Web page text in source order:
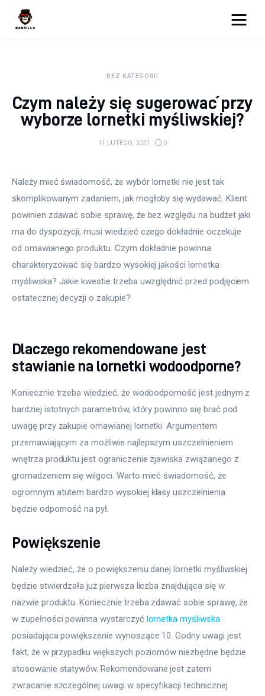
Kunchnia i kulinaria
Więcej
BEZ KATEGORII
Czym należy się sugerować przy
wyborze lornetki myśliwskiej?
11 LUTEGO, 2021 0
Należy mieć świadomość, że wybór lornetki nie jest tak
skomplikowanym zadaniem, jak mogłoby się wydawać. Klient
powinien zdawać sobie sprawę, że bez względu na budżet jaki
ma do dyspozycji, musi wiedzieć czego dokładnie oczekuje
od omawianego produktu. Czym dokładnie powinna
charakteryzować się bardzo wysokiej jakości lornetka
myśliwska? Jakie kwestie trzeba uwzględnić przed podjęciem
ostatecznej decyzji o zakupie?
Dlaczego rekomendowane jest
stawianie na lornetki wodoodporne?
Koniecznie trzeba wiedzieć, że wodoodporność jest jednym z
bardziej istotnych parametrów, który powinno się brać pod
uwagę przy zakupie omawianej lornetki. Argumentem
przemawiającym za możliwie najlepszym uszczelnieniem
wnętrza produktu jest ograniczenie zjawiska związanego z
gromadzeniem się wilgoci. Warto mieć świadomość, że
ogromnym atutem bardzo wysokiej klasy uszczelnienia
będzie odporność na pył.
Powiększenie
Należy wiedzieć, że o powiększeniu danej lornetki myśliwskiej
będzie stwierdzała już pierwsza liczba znajdująca się w
nazwie produktu. Koniecznie trzeba zdawać sobie sprawę, że
w zupełności powinna wystarczyć lornetka myśliwska
posiadająca powiększenie wynoszące 10. Godny uwagi jest
fakt, że w przypadku większych poziomów niezbędne będzie
stosowanie statywów. Rekomendowane jest zatem
zwracanie szczególnej uwagi w specyfikacji technicznej